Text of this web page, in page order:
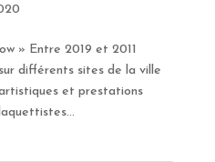
» Entre 2019 et 2011
différents sites de la ville
et prestations